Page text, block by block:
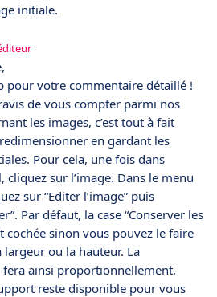
initiale.
pour votre commentaire détaillé !
de vous compter parmi nos
les images, c’est tout à fait
en gardant les
Pour cela, une fois dans
cliquez sur l’image. Dans le menu
sur “Editer l’image” puis
Par défaut, la case “Conserver les
cochée sinon vous pouvez le faire
ou la hauteur. La
fera ainsi proportionnellement.
reste disponible pour vous